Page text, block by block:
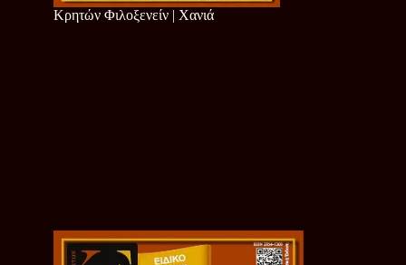
Κρητών Φιλοξενείν | Χανιά